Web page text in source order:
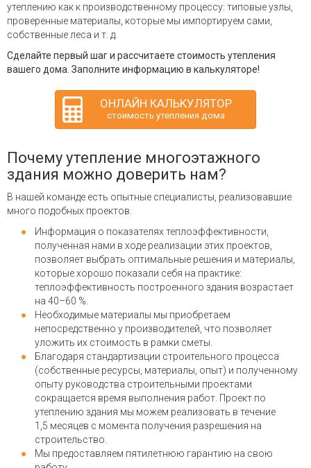
утеплению как к производственному процессу: типовые узлы,
проверенные материалы, которые мы импортируем сами,
собственные леса и т. д.
Сделайте первый шаг и рассчитаете стоимость утепления
вашего дома. Заполните информацию в калькуляторе!
ОНЛАЙН КАЛЬКУЛЯТОР
стоимость утепления дома
Почему утепление многоэтажного
здания можно доверить нам?
В нашей команде есть опытные специалисты, реализовавшие
много подобных проектов.
Информация о показателях теплоэффективности,
полученная нами в ходе реализации этих проектов,
позволяет выбрать оптимальные решения и материалы,
которые хорошо показали себя на практике:
теплоэффективность построенного здания возрастает
на 40–60 %.
Необходимые материалы мы приобретаем
непосредственно у производителей, что позволяет
уложить их стоимость в рамки сметы.
Благодаря стандартизации строительного процесса
(собственные ресурсы, материалы, опыт) и полученному
опыту руководства строительными проектами
сокращается время выполнения работ. Проект по
утеплению здания мы можем реализовать в течение
1,5 месяцев с момента получения разрешения на
строительство.
Мы предоставляем пятилетнюю гарантию на свою